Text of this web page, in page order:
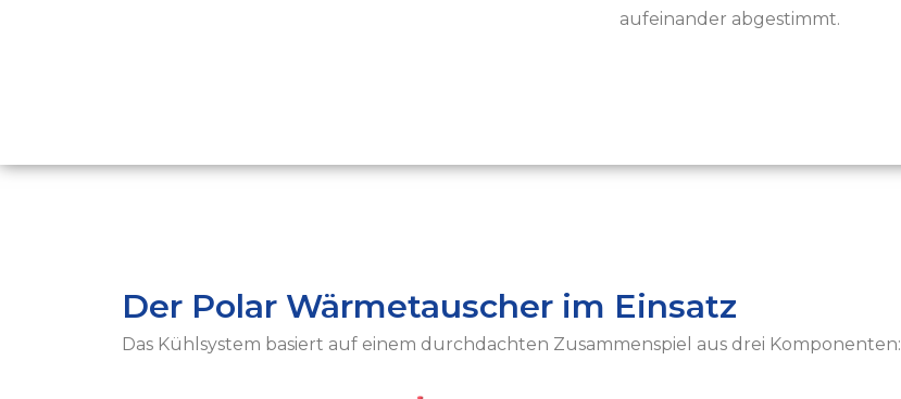
aufeinander abgestimmt.
Der Polar Wärmetauscher im Einsatz
Das Kühlsystem basiert auf einem durchdachten Zusammenspiel aus drei Komponenten: